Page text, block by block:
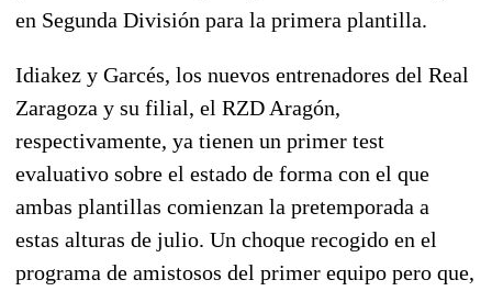
en Segunda División para la primera plantilla.
Idiakez y Garcés, los nuevos entrenadores del Real
Zaragoza y su filial, el RZD Aragón,
respectivamente, ya tienen un primer test
evaluativo sobre el estado de forma con el que
ambas plantillas comienzan la pretemporada a
estas alturas de julio. Un choque recogido en el
programa de amistosos del primer equipo pero que,